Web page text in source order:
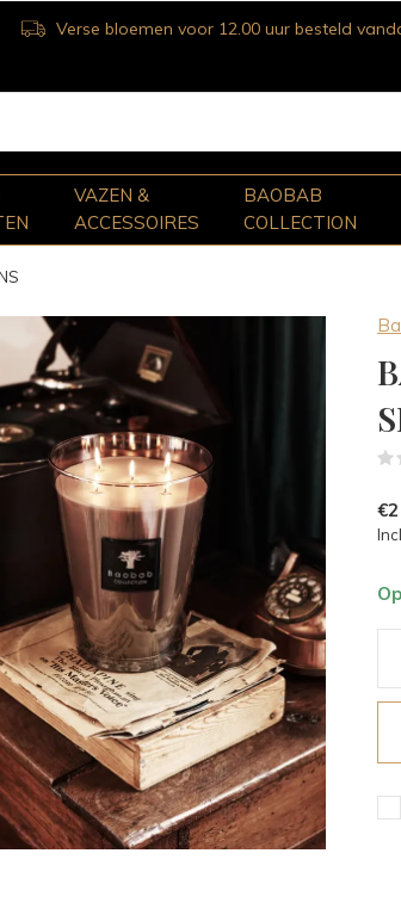
VAZEN &
ACCESSOIRES
BAOBAB
COLLECTION
Verse bloemen voor 12.00 uur besteld vandaag